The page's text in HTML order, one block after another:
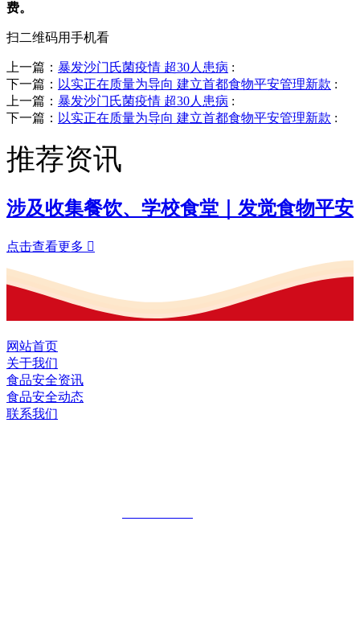
费。
扫二维码用手机看
上一篇： 暴发沙门氏菌疫情 超30人患病 :
下一篇： 以实正在质量为导向 建立首都食物平安管理新款 :
上一篇： 暴发沙门氏菌疫情 超30人患病 :
下一篇： 以实正在质量为导向 建立首都食物平安管理新款 :
推荐资讯
涉及收集餐饮、学校食堂｜发觉食物平安
点击查看更多 
网站首页
关于我们
食品安全资讯
食品安全动态
联系我们